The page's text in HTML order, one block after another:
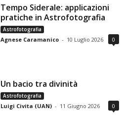
Tempo Siderale: applicazioni
pratiche in Astrofotografia
Astrofotografia
Agnese Caramanico - 10 Luglio 2026 0
Un bacio tra divinità
Astrofotografia
Luigi Civita (UAN) - 11 Giugno 2026 0